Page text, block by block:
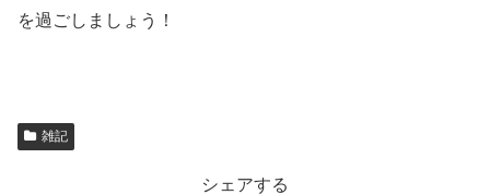
を過ごしましょう！
雑記
シェアする